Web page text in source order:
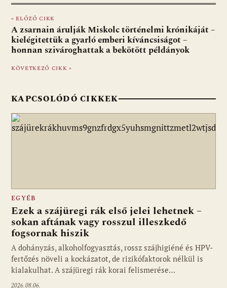
e
b
o
o
k
er at
s
A
p
p
d
di
t
ai
l
t za
m
e
g
« ELŐZŐ CIKK
A zsarnain árulják Miskolc történelmi krónikáját –
kielégitettük a gyarló emberi kíváncsiságot –
honnan szivároghattak a bekötött példányok
KÖVETKEZŐ CIKK »
KAPCSOLÓDÓ CIKKEK
EGYÉB
Ezek a szájüregi rák első jelei lehetnek –
sokan aftának vagy rosszul illeszkedő
fogsornak hiszik
A dohányzás, alkoholfogyasztás, rossz szájhigiéné és HPV-
fertőzés növeli a kockázatot, de rizikófaktorok nélkül is
kialakulhat. A szájüregi rák korai felismerése…
2026.08.06.